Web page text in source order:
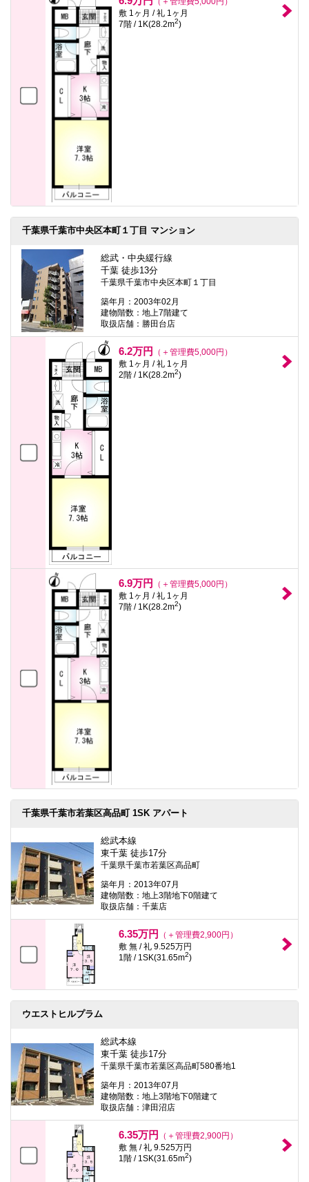
敷 1ヶ月 / 礼 1ヶ月
7階 / 1K(28.2m2)
千葉県千葉市中央区本町１丁目 マンション
総武・中央緩行線
千葉 徒歩13分
千葉県千葉市中央区本町１丁目
築年月：2003年02月
建物階数：地上7階建て
取扱店舗：勝田台店
6.2万円
（＋管理費5,000円）
敷 1ヶ月 / 礼 1ヶ月
2階 / 1K(28.2m2)
6.9万円
（＋管理費5,000円）
敷 1ヶ月 / 礼 1ヶ月
7階 / 1K(28.2m2)
千葉県千葉市若葉区高品町 1SK アパート
総武本線
東千葉 徒歩17分
千葉県千葉市若葉区高品町
築年月：2013年07月
建物階数：地上3階地下0階建て
取扱店舗：千葉店
6.35万円
（＋管理費2,900円）
敷 無 / 礼 9.525万円
1階 / 1SK(31.65m2)
ウエストヒルプラム
総武本線
東千葉 徒歩17分
千葉県千葉市若葉区高品町580番地1
築年月：2013年07月
建物階数：地上3階地下0階建て
取扱店舗：津田沼店
6.35万円
（＋管理費2,900円）
敷 無 / 礼 9.525万円
1階 / 1SK(31.65m2)